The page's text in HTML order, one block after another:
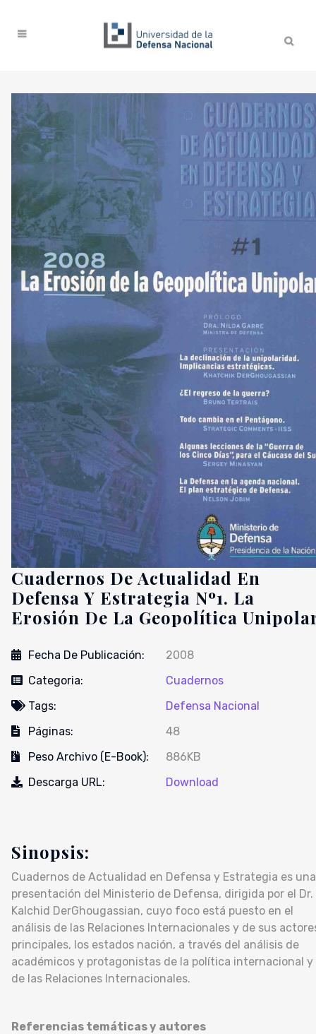
Cuadernos De Actualidad En
Defensa Y Estrategia Nº1. La
Erosión De La Geopolítica
Fecha De Publicación:
2008
Categoria:
Cuadernos
Tags:
Defensa Nacional
Páginas:
48
Peso Archivo (E-Book):
886KB
Descarga URL:
Download
Sinopsis:
Cuadernos de Actualidad en Defensa y Estrategia es una
presentación del Ministerio de Defensa, dirigida por el Dr.
Kalchid DerGhougassian, cuyo foco está puesto en el
análisis de las Relaciones Internacionales y de sus
principales, los estados nación, a través del análisis de
académicos y protagonistas de la política internacional y
de las Relaciones Internacionales.
Referencias temáticas y autores